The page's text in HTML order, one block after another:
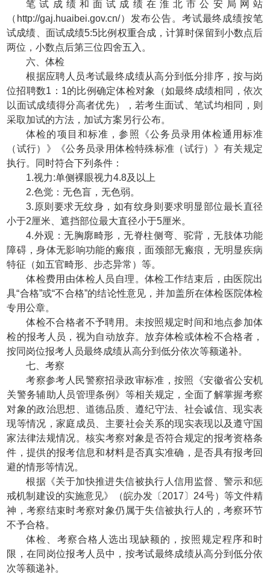
笔试成绩和面试成绩在淮北市公安局网站
（http://gaj.huaibei.gov.cn/）发布公告。考试最终成绩按笔
试成绩、面试成绩5:5比例权重合成，计算时保留到小数点后
两位，小数点后第三位四舍五入。
六、体检
根据应聘人员考试最终成绩从高分到低分排序，按与岗
位招聘数1：1的比例确定体检对象（如最终成绩相同，依次
以面试成绩得分高者优先），若考生面试、笔试均相同，则
采取加试的方法，加试方案另行公布。
体检的项目和标准，参照《公务员录用体检通用标准
（试行）》《公务员录用体检特殊标准（试行）》有关规定
执行。同时符合下列条件：
1.视力:单侧裸眼视力4.8及以上
2.色觉：无色盲，无色弱。
3.原则要求无纹身，如有纹身则要求明显部位最长直径
小于2厘米、遮挡部位最大直径小于5厘米。
4.外观：无胸廓畸形，无脊柱侧弯、驼背，无肢体功能
障碍，身体无影响功能的瘢痕，面颈部无瘢痕，无明显疾病
特征（如五官畸形、步态异常）等。
体检费用由体检人员自理。体检工作结束后，由医院出
具“合格”或“不合格”的结论性意见，并加盖所在体检医院体检
专用公章。
体检不合格者不予聘用。未按照规定时间和地点参加体
检的报考人员，视为自动放弃。放弃体检或体检不合格者，
按同岗位报考人员最终成绩从高分到低分依次等额递补。
七、考察
考察参考人民警察招录政审标准，按照《安徽省公安机
关警务辅助人员管理条例》等相关规定，全面了解掌握考察
对象的政治思想、道德品质、遵纪守法、社会诚信、现实表
现等情况，家庭成员、主要社会关系的现实表现以及遵守国
家法律法规情况。核实考察对象是否符合规定的报考资格条
件，提供的报考信息和材料是否真实准确，是否具有报考回
避的情形等情况。
根据《关于加快推进失信被执行人信用监督、警示和惩
戒机制建设的实施意见》（皖办发〔2017〕24号）等文件精
神，考察结束时考察对象仍属于失信被执行人的，考察环节
不予合格。
体检、考察合格人选出现缺额的，按照规定程序和时
限，在同岗位报考人员中，按考试最终成绩从高分到低分依
次等额递补。